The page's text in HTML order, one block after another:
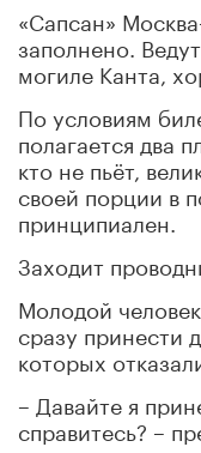
«Сапсан»
заполнено.
могиле Канта,
По условиям
полагается два
кто не пьёт,
своей порции в
принципиален.
Заходит
Молодой
сразу принести
которых
– Давайте я
справитесь? –